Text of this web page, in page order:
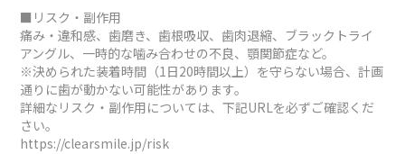
■リスク・副作用
痛み・違和感、歯磨き、歯根吸収、歯肉退縮、ブラックトライ
アングル、一時的な噛み合わせの不良、顎関節症など。
※決められた装着時間（1日20時間以上）を守らない場合、計画
通りに歯が動かない可能性があります。
詳細なリスク・副作用については、下記URLを必ずご確認くだ
さい。
https://clearsmile.jp/risk